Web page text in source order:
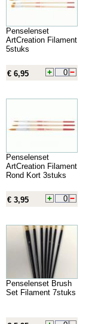
Penselenset
ArtCreation Filament
5stuks
€ 6,95
Penselenset
ArtCreation Filament
Rond Kort 3stuks
€ 3,95
Penselenset Brush
Set Filament 7stuks